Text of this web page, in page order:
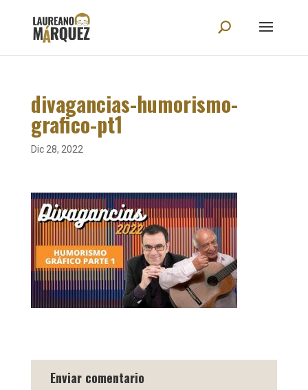
divagancias-humorismo-
grafico-pt1
Dic 28, 2022
Enviar comentario